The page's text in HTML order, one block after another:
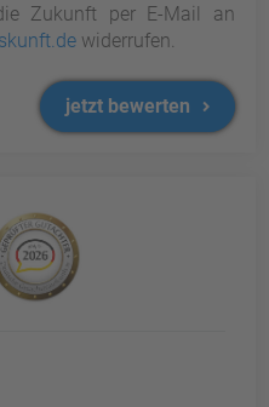
Zukunft per E-Mail an
widerrufen.
jetzt bewerten